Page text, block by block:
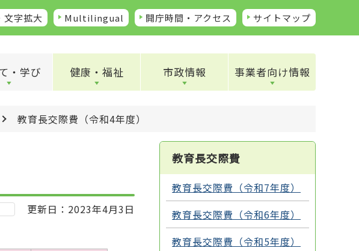
文字拡大 Multilingual 開庁時間・アクセス サイトマップ
・学び 健康・福祉 市政情報 事業者向け情報
教育長交際費（令和4年度）
更新日：2023年4月3日
教育長交際費
教育長交際費（令和7年度）
教育長交際費（令和6年度）
教育長交際費（令和5年度）